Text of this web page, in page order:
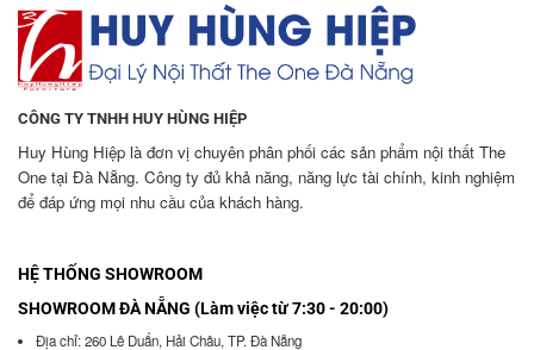
CÔNG TY TNHH HUY HÙNG HIỆP
Huy Hùng Hiệp là đơn vị chuyên phân phối các sản phẩm nội thất The
One tại Đà Nẵng. Công ty đủ khả năng, năng lực tài chính, kinh nghiệm
để đáp ứng mọi nhu cầu của khách hàng.
HỆ THỐNG SHOWROOM
SHOWROOM ĐÀ NẴNG (Làm việc từ 7:30 - 20:00)
Địa chỉ: 260 Lê Duẩn, Hải Châu, TP. Đà Nẵng